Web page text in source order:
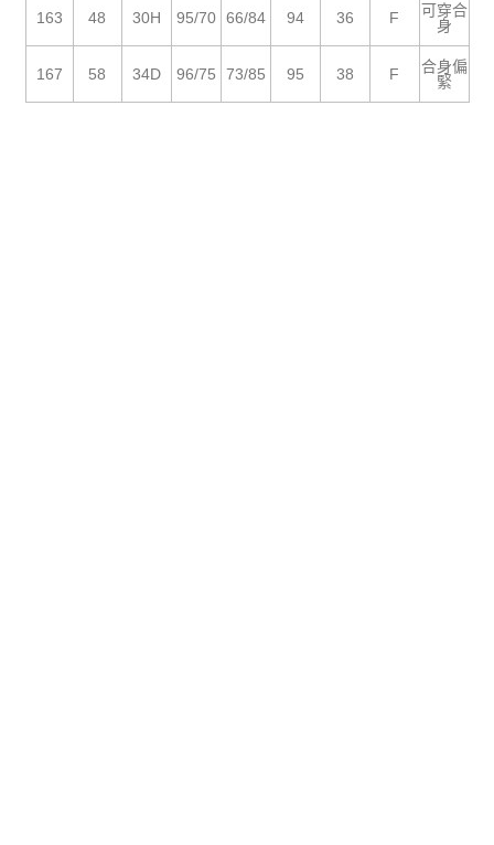
163 48 30H 95/70 66/84 94 36 F
可穿合
身
167 58 34D 96/75 73/85 95 38 F
合身偏
緊